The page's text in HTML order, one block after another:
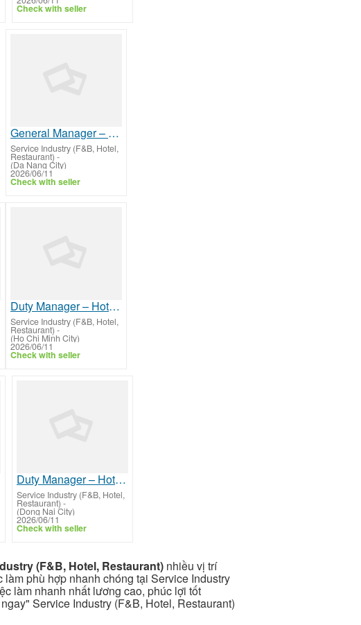
Check with seller
General Manager – Hotel Pre-Opening & Set-Up
Service Industry (F&B, Hotel,
Restaurant) -
(Da Nang City)
2026/06/11
Check with seller
Duty Manager – Hotel Operations & Guest Experience
Service Industry (F&B, Hotel,
Restaurant) -
(Ho Chi Minh City)
2026/06/11
Check with seller
Duty Manager – Hotel Operations & Guest Experience
Service Industry (F&B, Hotel,
Restaurant) -
(Dong Nai City)
2026/06/11
Check with seller
(F&B, Hotel, Restaurant) nhiều vị trí
phù hợp nhanh chóng tại Service Industry
làm nhanh nhất lương cao, phúc lợi tốt
Service Industry (F&B, Hotel, Restaurant)